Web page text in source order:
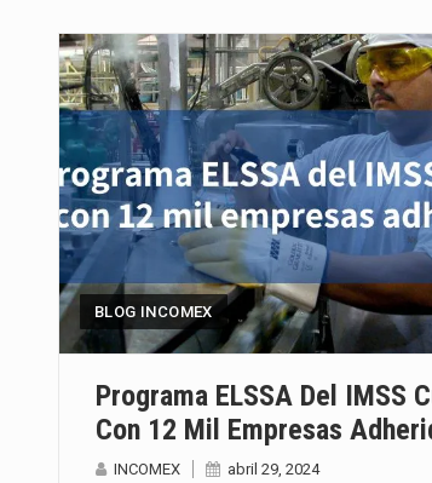
El gobierno de
El Departamento
El derecho a la
La industria
Las métricas
El superávit
BLOG INCOMEX
Programa ELSSA Del IMSS
Con 12 Mil Empresas
INCOMEX abril 29, 2024